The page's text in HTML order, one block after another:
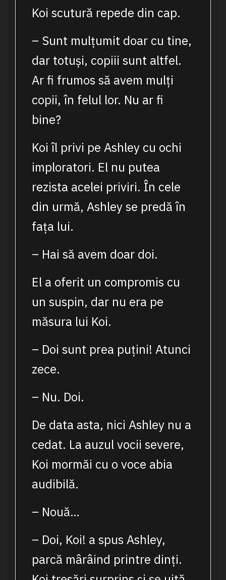
Koi scutură repede din cap.
– Sunt mulțumit doar cu tine,
dar totuși, copiii sunt altfel.
Ar fi frumos să avem mulți
copii, în felul lor. Nu ar fi
bine?
Koi îl privi pe Ashley cu ochi
imploratori. El nu putea
rezista acelei priviri. În cele
din urmă, Ashley se predă în
fața lui.
– Hai să avem doar doi.
El a oferit un compromis cu
un suspin, dar nu era pe
măsura lui Koi.
– Doi sunt prea puțini! Atunci
zece.
– Nu. Doi.
De data asta, nici Ashley nu a
cedat. La auzul vocii severe,
Koi mormăi cu o voce abia
audibilă.
– Nouă…
– Doi, Koi! a spus Ashley,
parcă mârâind printre dinți.